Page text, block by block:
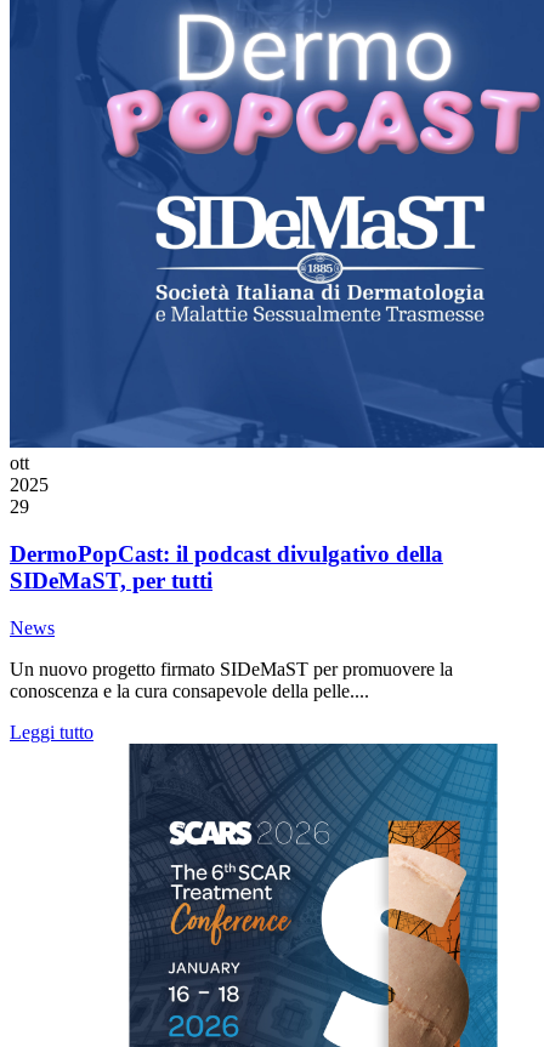
ott
2025
29
DermoPopCast: il podcast divulgativo della
SIDeMaST, per tutti
News
Un nuovo progetto firmato SIDeMaST per promuovere la
conoscenza e la cura consapevole della pelle....
Leggi tutto